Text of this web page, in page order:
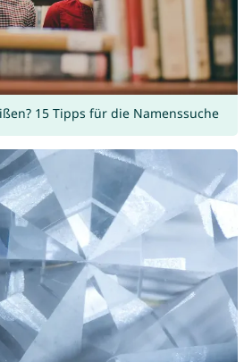
15 Tipps für die Namenssuche